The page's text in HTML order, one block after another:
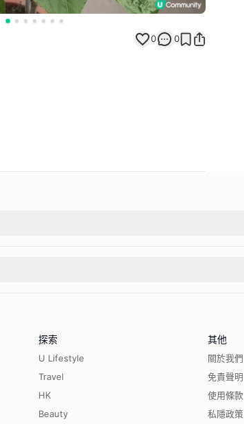
0 0
探索
U Lifestyle
Travel
HK
Beauty
其他
關於我們
免責聲明
使用條款
私隱政策